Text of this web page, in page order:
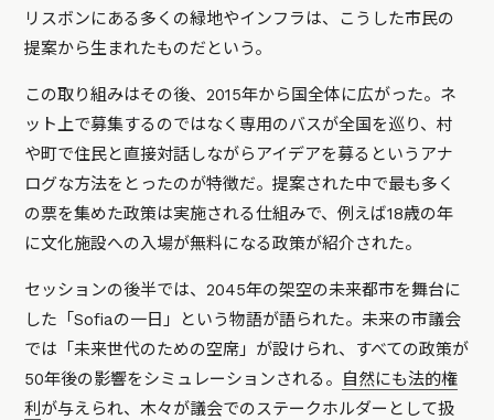
リスボンにある多くの緑地やインフラは、こうした市民の
提案から生まれたものだという。
この取り組みはその後、2015年から国全体に広がった。ネ
ット上で募集するのではなく専用のバスが全国を巡り、村
や町で住民と直接対話しながらアイデアを募るというアナ
ログな方法をとったのが特徴だ。提案された中で最も多く
の票を集めた政策は実施される仕組みで、例えば18歳の年
に文化施設への入場が無料になる政策が紹介された。
セッションの後半では、2045年の架空の未来都市を舞台に
した「Sofiaの一日」という物語が語られた。未来の市議会
では「未来世代のための空席」が設けられ、すべての政策が
50年後の影響をシミュレーションされる。 自然にも法的権
利が与えられ、木々が議会でのステークホルダーとして扱